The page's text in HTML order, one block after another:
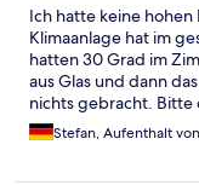
Ich hatte keine
Klimaanlage hat im
hatten 30 Grad im
aus Glas und dann
nichts gebracht. Bitte
bekommen sonst
sind die Zimmer für
Stefan, Aufenthalt